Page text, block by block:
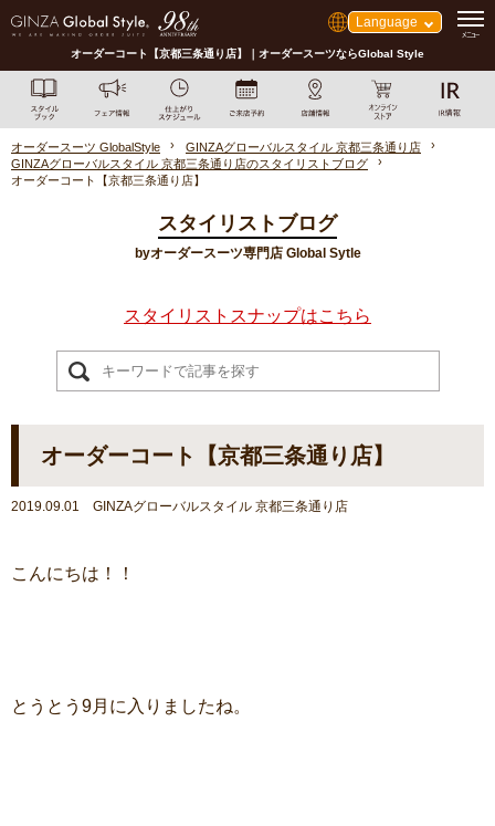
Language
オーダーコート【京都三条通り店】｜オーダースーツならGlobal Style
オーダースーツ GlobalStyle
GINZAグローバルスタイル 京都三条通り店
GINZAグローバルスタイル 京都三条通り店のスタイリストブログ
オーダーコート【京都三条通り店】
スタイリストブログ
byオーダースーツ専門店 Global Sytle
スタイリストスナップはこちら
オーダーコート【京都三条通り店】
2019.09.01 GINZAグローバルスタイル 京都三条通り店
こんにちは！！
とうとう9月に入りましたね。